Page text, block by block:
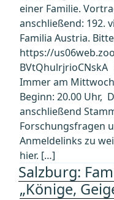
einer Familie.
anschließend: 192.
Familia Austria.
https://
BVtQhulrjrioCNskA
Immer am
Beginn: 20.00 Uhr,
anschließend
Forschungsfragen
Anmeldelinks zu
hier. […]
Salzburg:
„Könige,